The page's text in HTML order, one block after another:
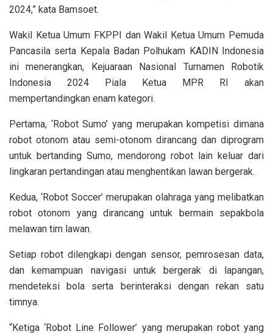
2024,” kata Bamsoet.
Wakil Ketua Umum FKPPI dan Wakil Ketua Umum Pemuda
Pancasila serta Kepala Badan Polhukam KADIN Indonesia
ini menerangkan, Kejuaraan Nasional Turnamen Robotik
Indonesia 2024 Piala Ketua MPR RI akan
mempertandingkan enam kategori.
Pertama, ‘Robot Sumo’ yang merupakan kompetisi dimana
robot otonom atau semi-otonom dirancang dan diprogram
untuk bertanding Sumo, mendorong robot lain keluar dari
lingkaran pertandingan atau menghentikan lawan bergerak.
Kedua, ‘Robot Soccer’ merupakan olahraga yang melibatkan
robot otonom yang dirancang untuk bermain sepakbola
melawan tim lawan.
Setiap robot dilengkapi dengan sensor, pemrosesan data,
dan kemampuan navigasi untuk bergerak di lapangan,
mendeteksi bola serta berinteraksi dengan rekan satu
timnya.
“Ketiga ‘Robot Line Follower’ yang merupakan robot yang